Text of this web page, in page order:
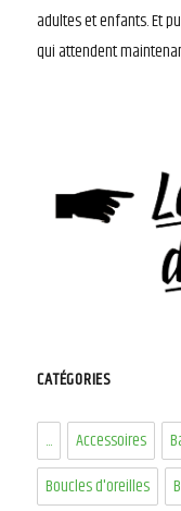
adultes et enfants. Et
qui attendent
CATÉGORIES
... Accessoires
Boucles d'oreilles